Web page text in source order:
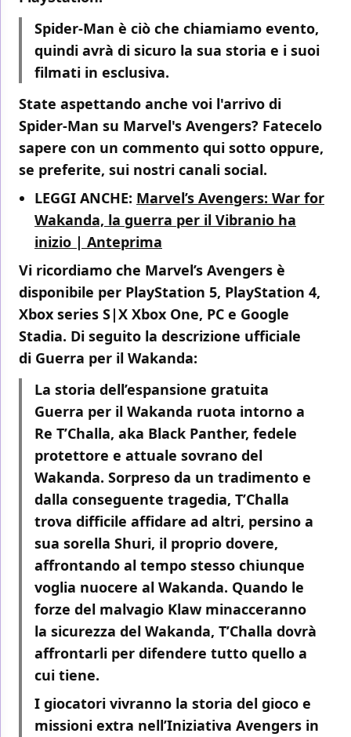
Spider-Man è ciò che chiamiamo evento,
quindi avrà di sicuro la sua storia e i suoi
filmati in esclusiva.
State aspettando anche voi l'arrivo di
Spider-Man su Marvel's Avengers? Fatecelo
sapere con un commento qui sotto oppure,
se preferite, sui nostri canali social.
LEGGI ANCHE: Marvel’s Avengers: War for
Wakanda, la guerra per il Vibranio ha
inizio | Anteprima
Vi ricordiamo che Marvel’s Avengers è
disponibile per PlayStation 5, PlayStation 4,
Xbox series S|X Xbox One, PC e Google
Stadia. Di seguito la descrizione ufficiale
di Guerra per il Wakanda:
La storia dell’espansione gratuita
Guerra per il Wakanda ruota intorno a
Re T’Challa, aka Black Panther, fedele
protettore e attuale sovrano del
Wakanda. Sorpreso da un tradimento e
dalla conseguente tragedia, T’Challa
trova difficile affidare ad altri, persino a
sua sorella Shuri, il proprio dovere,
affrontando al tempo stesso chiunque
voglia nuocere al Wakanda. Quando le
forze del malvagio Klaw minacceranno
la sicurezza del Wakanda, T’Challa dovrà
affrontarli per difendere tutto quello a
cui tiene.
I giocatori vivranno la storia del gioco e
missioni extra nell’Iniziativa Avengers in